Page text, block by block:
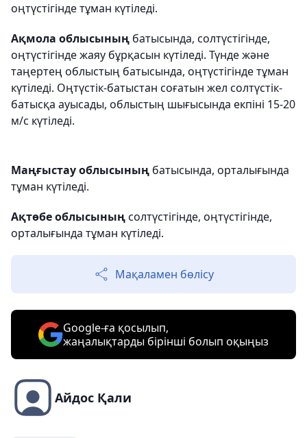
оңтүстігінде тұман күтіледі.
Ақмола облысының батысында, солтүстігінде,
оңтүстігінде жаяу бұрқасын күтіледі. Түнде және
таңертең облыстың батысында, оңтүстігінде тұман
күтіледі. Оңтүстік-батыстан соғатын жел солтүстік-
батысқа ауысады, облыстың шығысында екпіні 15-20
м/с күтіледі.
Маңғыстау облысының батысында, орталығында
тұман күтіледі.
Ақтөбе облысыныңсолтүстігінде, оңтүстігінде,
орталығында тұман күтіледі.
Мақаламен бөлісу
Google-ға қосылып,
жаңалықтарды бірінші болып оқыңыз
Айдос Қали